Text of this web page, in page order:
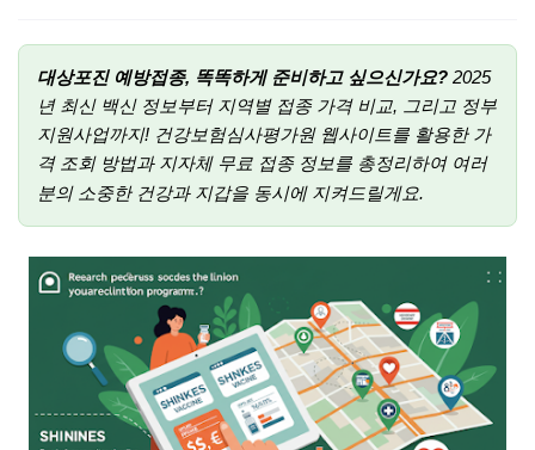
대상포진 예방접종, 똑똑하게 준비하고 싶으신가요? 2025
년 최신 백신 정보부터 지역별 접종 가격 비교, 그리고 정부
지원사업까지! 건강보험심사평가원 웹사이트를 활용한 가
격 조회 방법과 지자체 무료 접종 정보를 총정리하여 여러
분의 소중한 건강과 지갑을 동시에 지켜드릴게요.